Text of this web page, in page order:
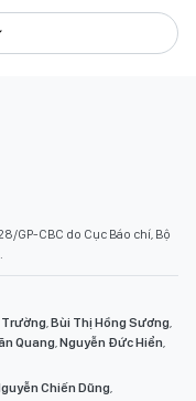
GP-CBC do Cục Báo chí, Bộ
Trường,Bùi Thị Hồng Sương,
Quang,Nguyễn Đức Hiển,
Chiến Dũng,